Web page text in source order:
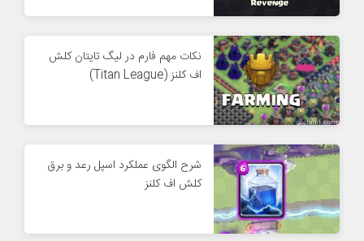
نکات مهم فارم در لیگ تایتان کلش
اف کلنز (Titan League)
شرح الگوی عملکرد اسپل رعد و برق
کلش اف کلنز